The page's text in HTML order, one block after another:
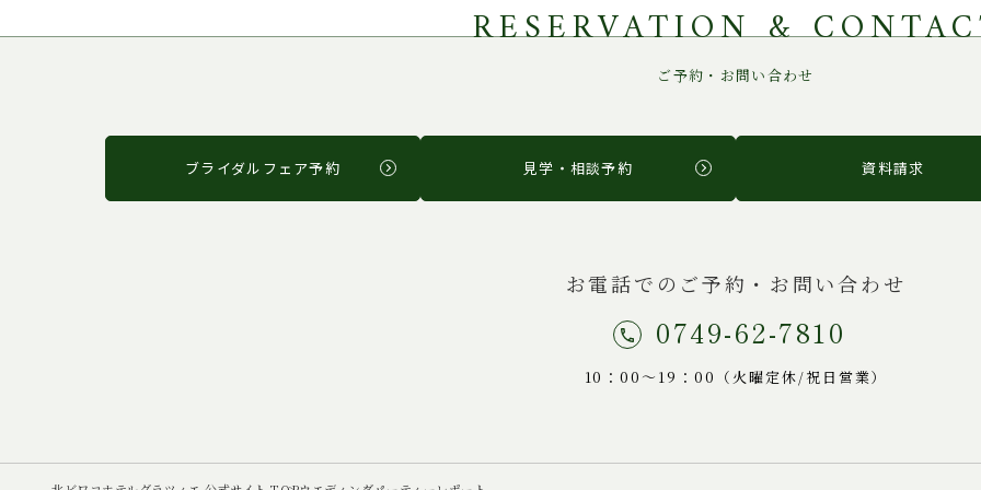
RESERVATION &
ご予約・お問い合わせ
ブライダルフェア予約 見学・相談予約 資料請求
お電話でのご予約・お問い合わせ
0749-62-7810
10：00～19：00（火曜定休/祝日営業）